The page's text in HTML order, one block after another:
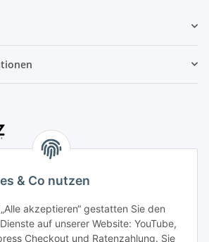
& Co nutzen
akzeptieren“ gestatten Sie den
auf unserer Website: YouTube,
Checkout und Ratenzahlung. Sie